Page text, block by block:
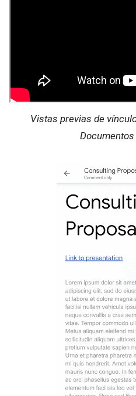
Vistas previas de
Documentos